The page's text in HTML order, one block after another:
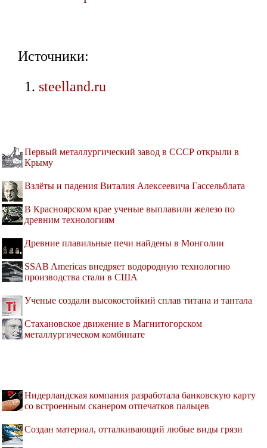
Источники:
steelland.ru
Первый металлургический завод в СССР открыли в
Крыму
Взлёты и падения Виталия Алексеевича Гассельблата
В Красноярском крае ученые выплавили железо по
древним технологиям
Древние плавильные печи найдены в Монголии
SSAB Americas внедряет водородную технологию
производства стали в США
Ученые создали высокостойкий сплав титана и тантала
Стахановское движение в Магнитогорском
металлургическом комбинате
Нидерландская компания разработала банковскую карту
со встроенным сканером отпечатков пальцев
Создан материал, отталкивающий любые виды грязи